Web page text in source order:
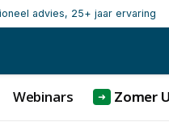
advies, 25+ jaar ervaring
Webinars ➜ Zomer